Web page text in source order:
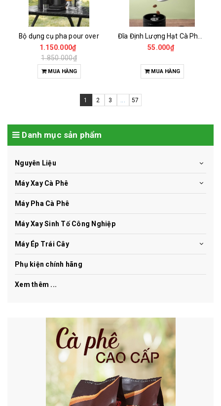
Bộ dụng cụ pha pour over
1.150.000₫
1.850.000₫
MUA HÀNG
55.000₫
MUA HÀNG
1 2 3 ... 57
Danh mục sản phẩm
Nguyên Liệu
Máy Xay Cà Phê
Máy Pha Cà Phê
Máy Xay Sinh Tố Công Nghiệp
Máy Ép Trái Cây
Phụ kiện chính hãng
Xem thêm ...